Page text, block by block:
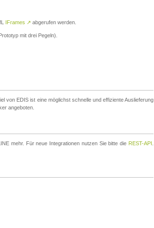
IFrames ↗ abgerufen werden.
mit drei Pegeln).
von EDIS ist eine möglichst schnelle und effiziente Auslieferung
angeboten.
mehr. Für neue Integrationen nutzen Sie bitte die REST-API